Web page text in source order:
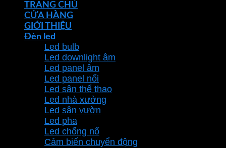
TRANG CHỦ
CỬA HÀNG
GIỚI THIỆU
Đèn led
Led bulb
Led downlight âm
Led panel âm
Led panel nổi
Led sân thể thao
Led nhà xưởng
Led sân vườn
Led pha
Led chống nổ
Cảm biến chuyển động